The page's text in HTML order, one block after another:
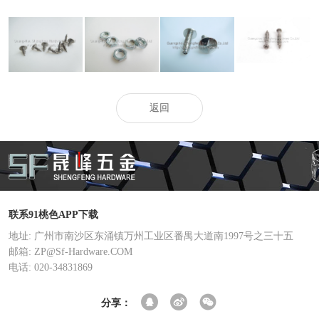
高低牙91桃色
APP在线观看
六角薄桃色在线
视频
非标头91桃色
APP在线观看
内六角花形沉头
自攻螺钉
返回
联系91桃色APP下载
地址: 广州市南沙区东涌镇万州工业区番禺大道南1997号之三十五
邮箱: ZP@Sf-Hardware.COM
电话: 020-34831869
分享：